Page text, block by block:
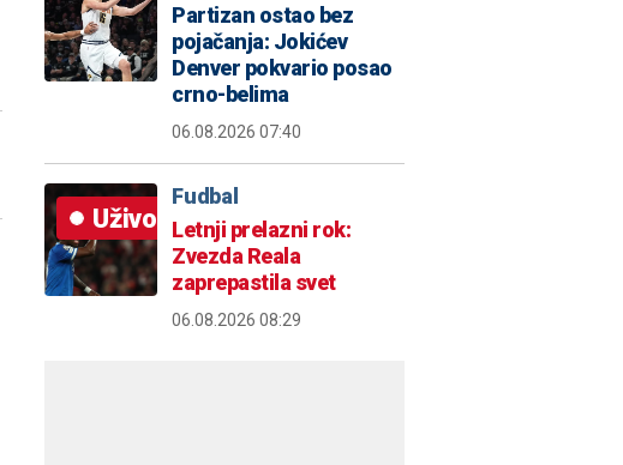
Partizan ostao bez
pojačanja: Jokićev
Denver pokvario posao
crno-belima
06.08.2026 07:40
Uživo
Fudbal
Letnji prelazni rok:
Zvezda Reala
zaprepastila svet
06.08.2026 08:29